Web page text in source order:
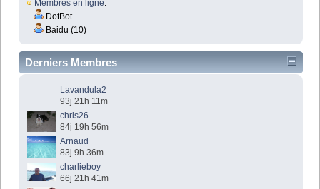
Membres en ligne:
DotBot
Baidu (10)
Derniers Membres
Lavandula2
93j 21h 11m
chris26
84j 19h 56m
Arnaud
83j 9h 36m
charlieboy
66j 21h 41m